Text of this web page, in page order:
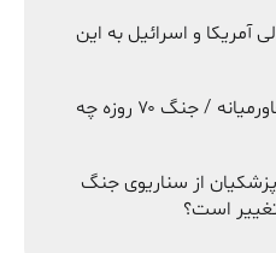
آمریکا و اسرائیل به این
برندگان پنهان جنگ خاورمیانه / جنگ ۷۰ روزه چه
از سناریوی جنگ
است؟